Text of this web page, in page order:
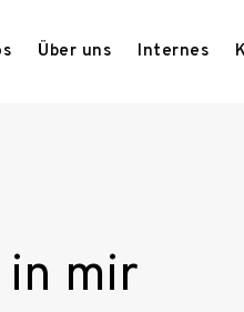
Über uns Internes
in mir